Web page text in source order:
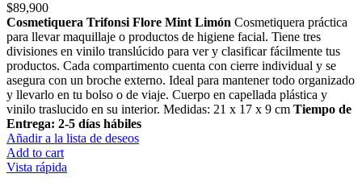
$89,900
Cosmetiquera Trifonsi Flore Mint Limón Cosmetiquera práctica
para llevar maquillaje o productos de higiene facial. Tiene tres
divisiones en vinilo translúcido para ver y clasificar fácilmente tus
productos. Cada compartimento cuenta con cierre individual y se
asegura con un broche externo. Ideal para mantener todo organizado
y llevarlo en tu bolso o de viaje. Cuerpo en capellada plástica y
vinilo traslucido en su interior. Medidas: 21 x 17 x 9 cm Tiempo de
Entrega: 2-5 días hábiles
Añadir a la lista de deseos
Add to cart
Vista rápida